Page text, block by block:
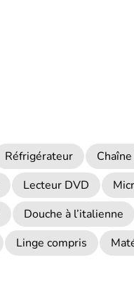
Réfrigérateur
Lecteur DVD
Douche à l’italienne
Linge compris